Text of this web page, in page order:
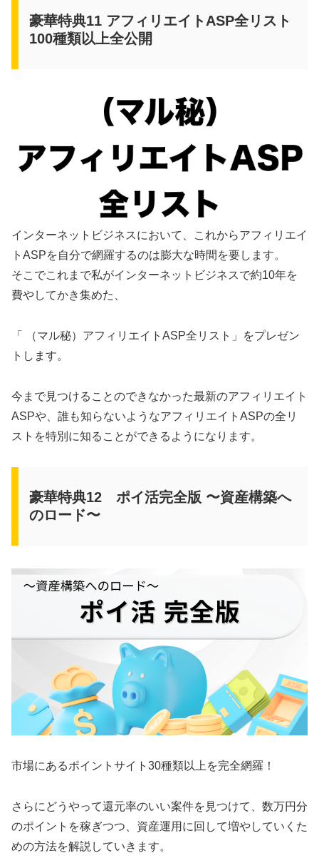
豪華特典11 アフィリエイトASP全リスト
100種類以上全公開
インターネットビジネスにおいて、これからアフィリエイ
トASPを自分で網羅するのは膨大な時間を要します。
そこでこれまで私がインターネットビジネスで約10年を
費やしてかき集めた、
「 （マル秘）アフィリエイトASP全リスト」をプレゼン
トします。
今まで見つけることのできなかった最新のアフィリエイト
ASPや、誰も知らないようなアフィリエイトASPの全リ
ストを特別に知ることができるようになります。
豪華特典12 ポイ活完全版 〜資産構築へ
のロード〜
市場にあるポイントサイト30種類以上を完全網羅！
さらにどうやって還元率のいい案件を見つけて、数万円分
のポイントを稼ぎつつ、資産運用に回して増やしていくた
めの方法を解説していきます。